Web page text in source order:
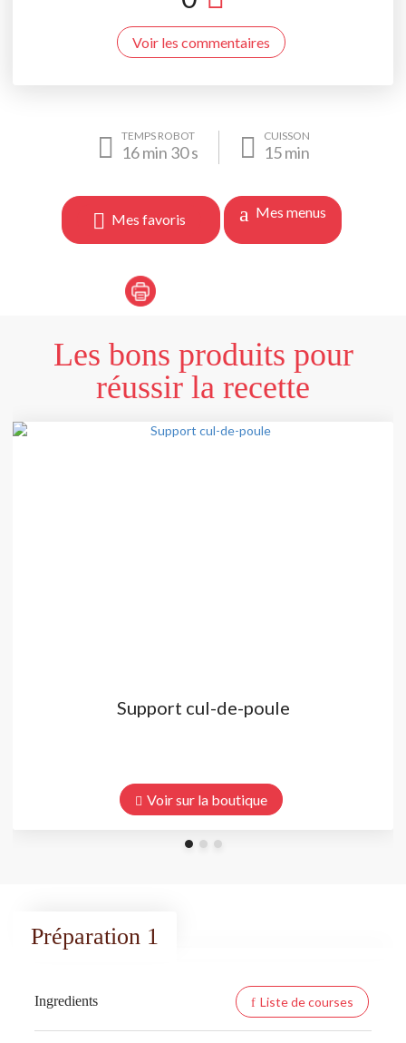
Voir les commentaires
TEMPS ROBOT
16min 30s
CUISSON
15min
Mes favoris Mes menus
Les bons produits pour
réussir la recette
Support cul-de-poule
Voir sur la boutique
Préparation 1
Ingredients Liste de courses